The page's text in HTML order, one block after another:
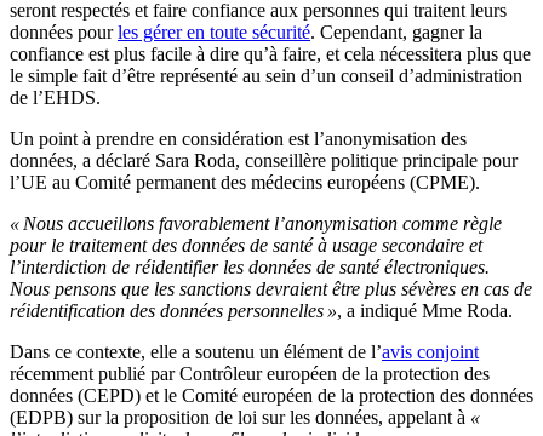
seront respectés et faire confiance aux personnes qui traitent leurs
données pourles gérer en toute sécurité. Cependant, gagner la
confiance est plus facile à dire qu’à faire, et cela nécessitera plus que
le simple fait d’être représenté au sein d’un conseil d’administration
de l’EHDS.
Un point à prendre en considération est l’anonymisation des
données, a déclaré Sara Roda, conseillère politique principale pour
l’UE au Comité permanent des médecins européens (CPME).
« Nous accueillons favorablement l’anonymisation comme règle
pour le traitement des données de santé à usage secondaire et
l’interdiction de réidentifier les données de santé électroniques.
Nous pensons que les sanctions devraient être plus sévères en cas de
réidentification des données personnelles », a indiqué Mme Roda.
Dans ce contexte, elle a soutenu un élément de l’avis conjoint
récemment publié par Contrôleur européen de la protection des
données (CEPD) et le Comité européen de la protection des données
(EDPB) sur la proposition de loi sur les données, appelant à «